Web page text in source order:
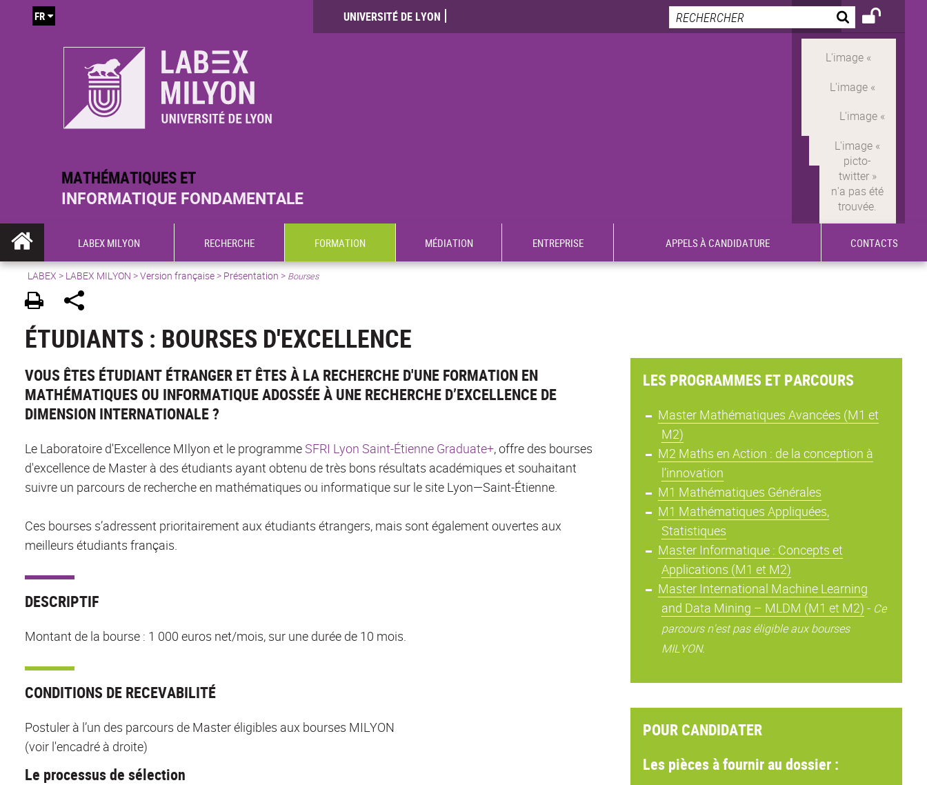
MATHÉMATIQUES ET
INFORMATIQUE FONDAMENTALE
UNIVERSITÉ DE LYON
FR
LABEX MILYON RECHERCHE FORMATION MÉDIATION ENTREPRISE APPELS À CANDIDATURE CONTACTS
LABEX > LABEX MILYON >Version française> Présentation > Bourses
ÉTUDIANTS : BOURSES D'EXCELLENCE
VOUS ÊTES ÉTUDIANT ÉTRANGER ET ÊTES À LA RECHERCHE D'UNE FORMATION EN
MATHÉMATIQUES OU INFORMATIQUE ADOSSÉE À UNE RECHERCHE D’EXCELLENCE DE
DIMENSION INTERNATIONALE ?
Le Laboratoire d'Excellence MIlyon et le programmeSFRI Lyon Saint-Étienne Graduate+, offre des bourses
d'excellence de Master à des étudiants ayant obtenu de très bons résultats académiques et souhaitant
suivre un parcours de recherche en mathématiques ou informatique sur le site Lyon—Saint-Étienne.
Ces bourses s’adressent prioritairement aux étudiants étrangers, mais sont également ouvertes aux
meilleurs étudiants français.
DESCRIPTIF
Montant de la bourse : 1 000 euros net/mois, sur une durée de 10 mois.
CONDITIONS DE RECEVABILITÉ
Postuler à l’un des parcours de Master éligibles aux bourses MILYON
(voir l'encadré à droite)
Le processus de sélection
LES PROGRAMMES ET PARCOURS
Master Mathématiques Avancées (M1 et
M2)
M2 Maths en Action : de la conception à
l’innovation
M1 Mathématiques Générales
M1 Mathématiques Appliquées,
Statistiques
Master Informatique : Concepts et
Applications (M1 et M2)
Master International Machine Learning
and Data Mining – MLDM (M1 et M2) - Ce
parcours n'est pas éligible aux bourses
MILYON.
POUR CANDIDATER
Les pièces à fournir au dossier :